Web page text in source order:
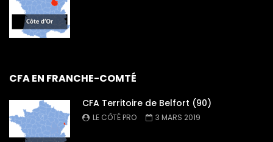
CFA EN FRANCHE-COMTÉ
CFA Territoire de Belfort (90)
LE CÔTÉ PRO 3 MARS 2019